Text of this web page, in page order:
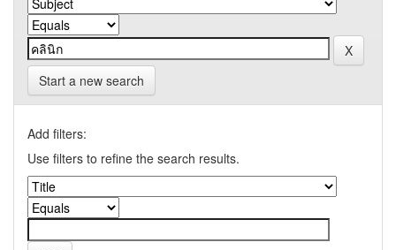
Start a new search
Add filters:
Use filters to refine the search results.